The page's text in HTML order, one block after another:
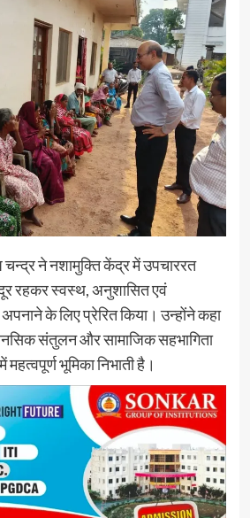
ने नशामुक्ति केंद्र में उपचाररत
रहकर स्वस्थ, अनुशासित एवं
के लिए प्रेरित किया। उन्होंने कहा
संतुलन और सामाजिक सहभागिता
महत्वपूर्ण भूमिका निभाती है।